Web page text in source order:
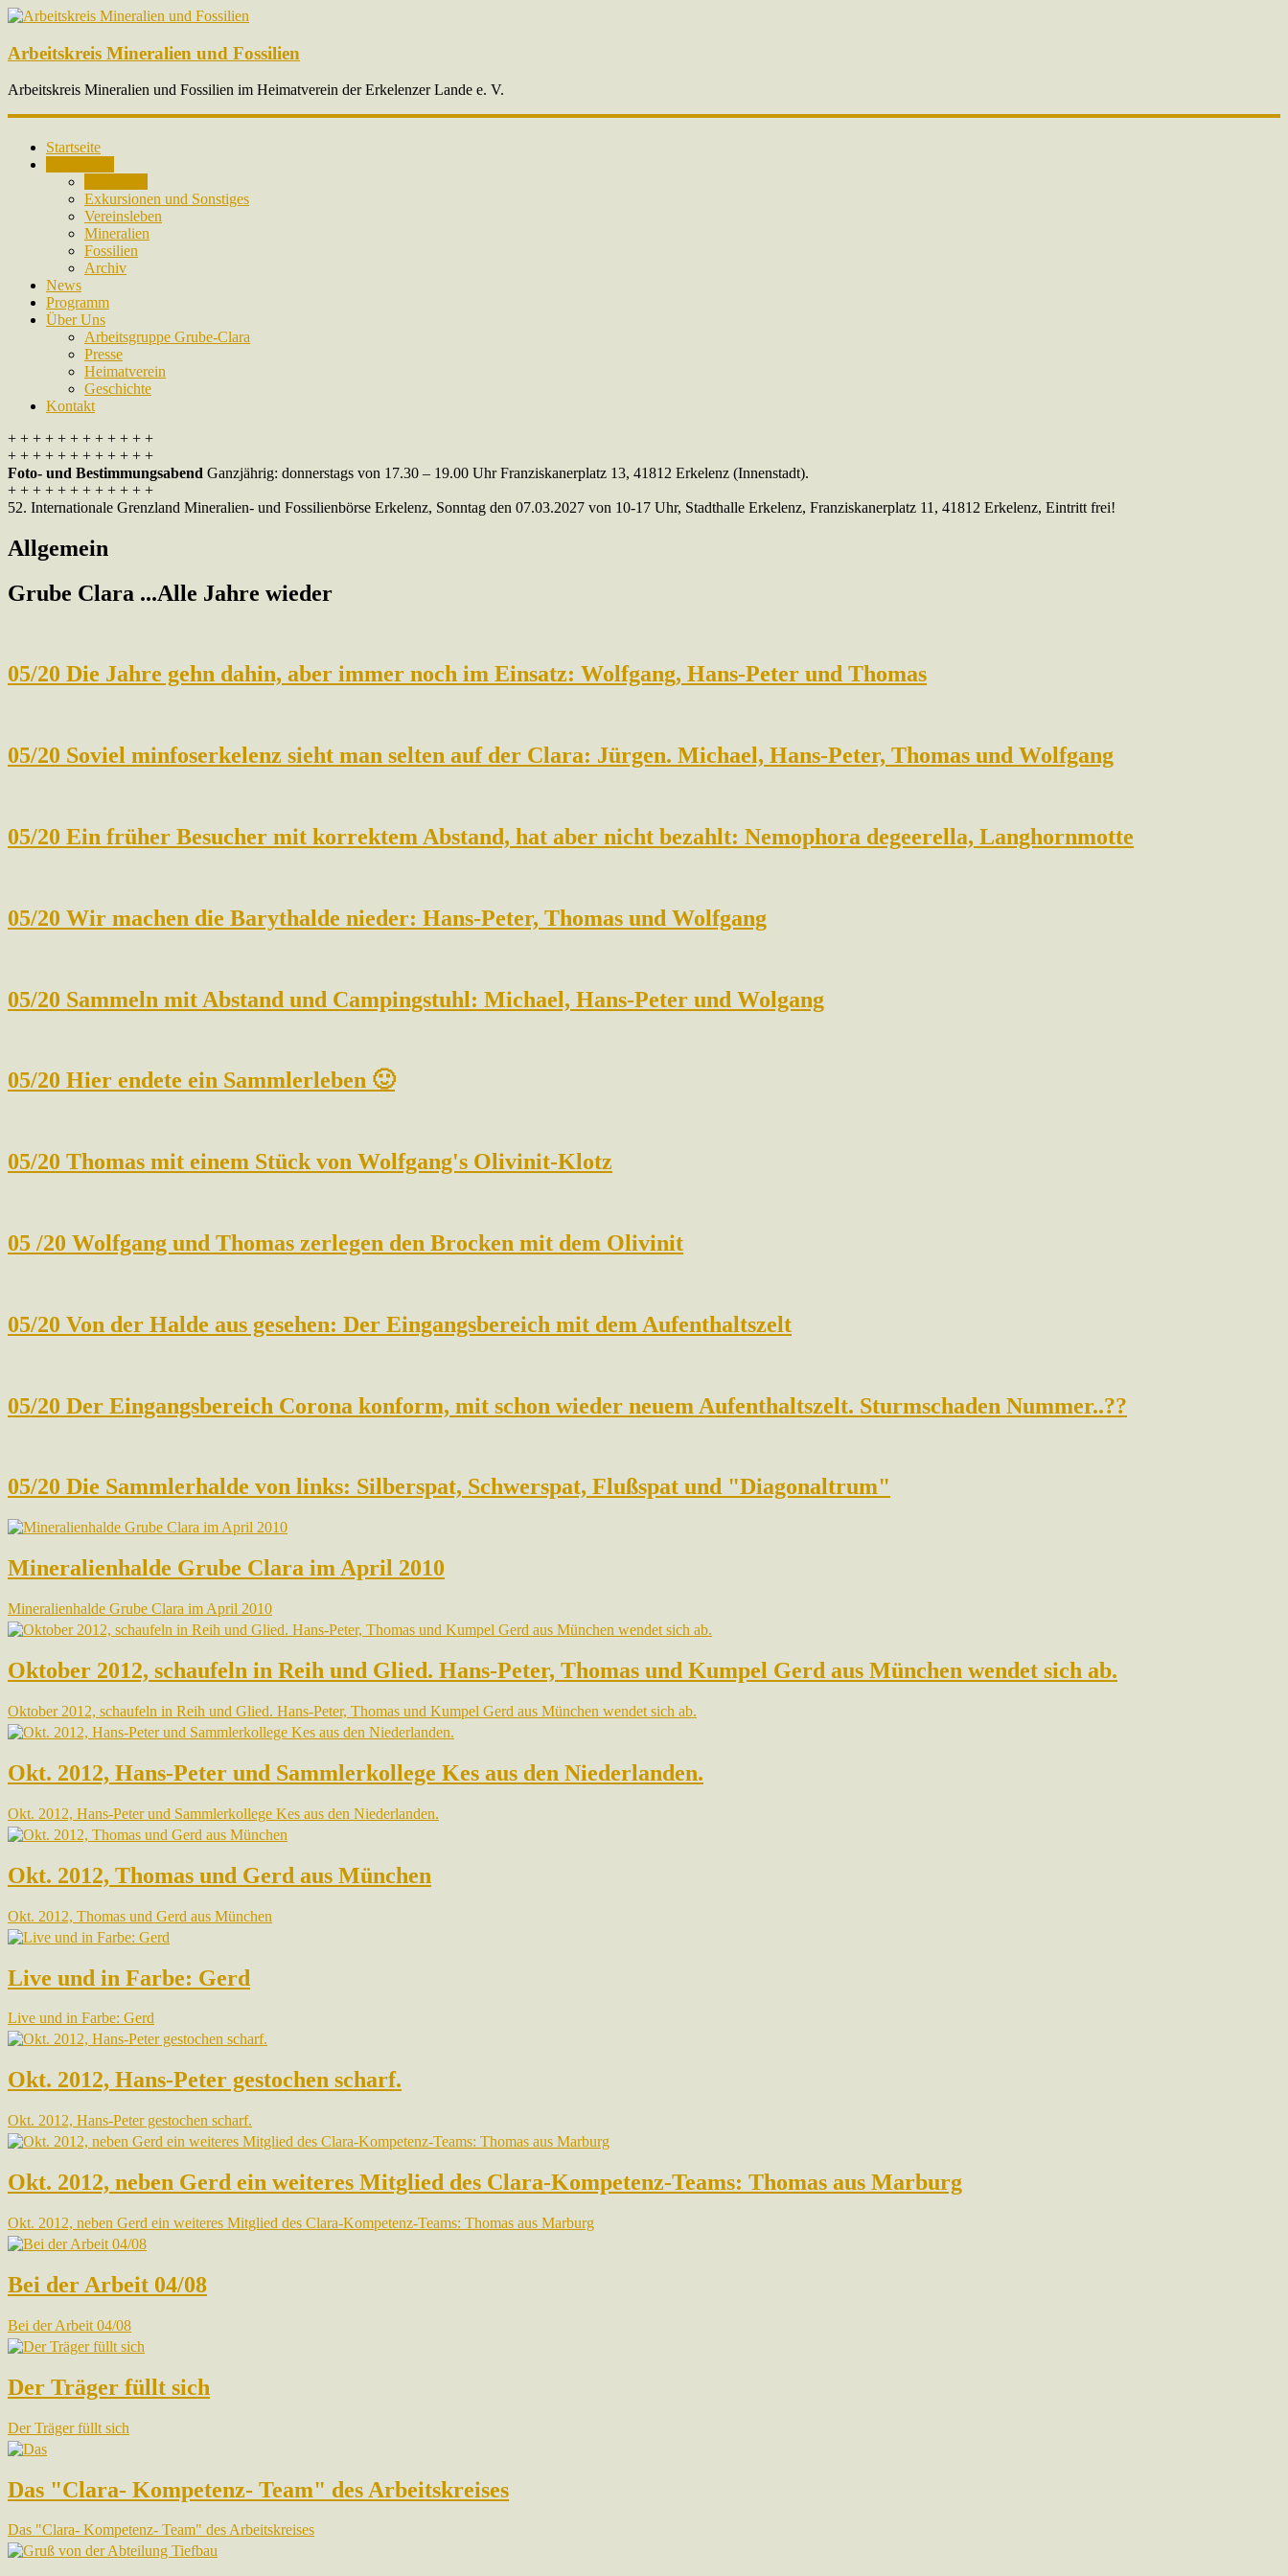
Arbeitskreis Mineralien und Fossilien
Arbeitskreis Mineralien und Fossilien im Heimatverein der Erkelenzer Lande e. V.
Startseite
Exkursionen und Sonstiges
Vereinsleben
Mineralien
Fossilien
Archiv
News
Programm
Über Uns
Arbeitsgruppe Grube-Clara
Presse
Heimatverein
Geschichte
Kontakt
+ + + + + + + + + + + +
+ + + + + + + + + + + +
Foto- und Bestimmungsabend Ganzjährig: donnerstags von 17.30 – 19.00 Uhr Franziskanerplatz 13, 41812 Erkelenz (Innenstadt).
+ + + + + + + + + + + +
52. Internationale Grenzland Mineralien- und Fossilienbörse Erkelenz, Sonntag den 07.03.2027 von 10-17 Uhr, Stadthalle Erkelenz, Franziskanerplatz 11, 41812 Erkelenz, Eintritt frei!
Allgemein
Grube Clara ...Alle Jahre wieder
05/20 Die Jahre gehn dahin, aber immer noch im Einsatz: Wolfgang, Hans-Peter und Thomas
05/20 Soviel minfoserkelenz sieht man selten auf der Clara: Jürgen. Michael, Hans-Peter, Thomas und Wolfgang
05/20 Ein früher Besucher mit korrektem Abstand, hat aber nicht bezahlt: Nemophora degeerella, Langhornmotte
05/20 Wir machen die Barythalde nieder: Hans-Peter, Thomas und Wolfgang
05/20 Sammeln mit Abstand und Campingstuhl: Michael, Hans-Peter und Wolgang
05/20 Hier endete ein Sammlerleben 🙂
05/20 Thomas mit einem Stück von Wolfgang's Olivinit-Klotz
05 /20 Wolfgang und Thomas zerlegen den Brocken mit dem Olivinit
05/20 Von der Halde aus gesehen: Der Eingangsbereich mit dem Aufenthaltszelt
05/20 Der Eingangsbereich Corona konform, mit schon wieder neuem Aufenthaltszelt. Sturmschaden Nummer..??
05/20 Die Sammlerhalde von links: Silberspat, Schwerspat, Flußspat und "Diagonaltrum"
Mineralienhalde Grube Clara im April 2010
Mineralienhalde Grube Clara im April 2010
Oktober 2012, schaufeln in Reih und Glied. Hans-Peter, Thomas und Kumpel Gerd aus München wendet sich ab.
Oktober 2012, schaufeln in Reih und Glied. Hans-Peter, Thomas und Kumpel Gerd aus München wendet sich ab.
Okt. 2012, Hans-Peter und Sammlerkollege Kes aus den Niederlanden.
Okt. 2012, Hans-Peter und Sammlerkollege Kes aus den Niederlanden.
Okt. 2012, Thomas und Gerd aus München
Okt. 2012, Thomas und Gerd aus München
Live und in Farbe: Gerd
Live und in Farbe: Gerd
Okt. 2012, Hans-Peter gestochen scharf.
Okt. 2012, Hans-Peter gestochen scharf.
Okt. 2012, neben Gerd ein weiteres Mitglied des Clara-Kompetenz-Teams: Thomas aus Marburg
Okt. 2012, neben Gerd ein weiteres Mitglied des Clara-Kompetenz-Teams: Thomas aus Marburg
Bei der Arbeit 04/08
Bei der Arbeit 04/08
Der Träger füllt sich
Der Träger füllt sich
Das "Clara- Kompetenz- Team" des Arbeitskreises
Das "Clara- Kompetenz- Team" des Arbeitskreises